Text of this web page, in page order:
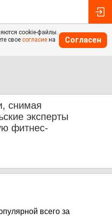
cookie-файлы.
свое согласие на
Согласен
снимая
эксперты
фитнес-
всего за